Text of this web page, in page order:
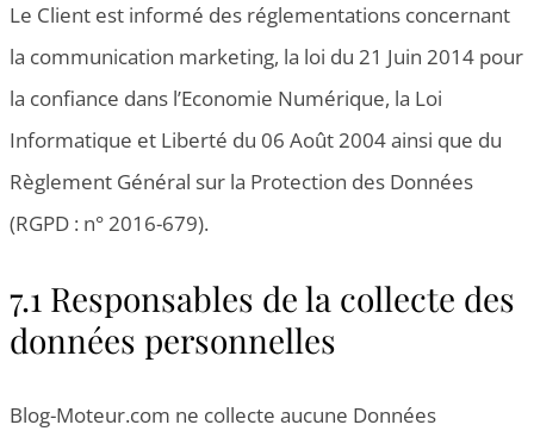
Le Client est informé des réglementations concernant
la communication marketing, la loi du 21 Juin 2014 pour
la confiance dans l’Economie Numérique, la Loi
Informatique et Liberté du 06 Août 2004 ainsi que du
Règlement Général sur la Protection des Données
(RGPD : n° 2016-679).
7.1 Responsables de la collecte des
données personnelles
Blog-Moteur.com ne collecte aucune Données